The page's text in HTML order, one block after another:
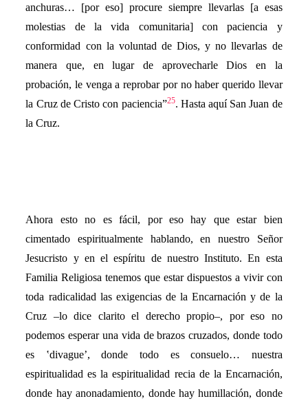
anchuras… [por eso] procure siempre llevarlas [a esas
molestias de la vida comunitaria] con paciencia y
conformidad con la voluntad de Dios, y no llevarlas de
manera que, en lugar de aprovecharle Dios en la
probación, le venga a reprobar por no haber querido llevar
la Cruz de Cristo con paciencia”25. Hasta aquí San Juan de
la Cruz.
Ahora esto no es fácil, por eso hay que estar bien
cimentado espiritualmente hablando, en nuestro Señor
Jesucristo y en el espíritu de nuestro Instituto. En esta
Familia Religiosa tenemos que estar dispuestos a vivir con
toda radicalidad las exigencias de la Encarnación y de la
Cruz –lo dice clarito el derecho propio–, por eso no
podemos esperar una vida de brazos cruzados, donde todo
es ʽdivagueʼ, donde todo es consuelo… nuestra
espiritualidad es la espiritualidad recia de la Encarnación,
donde hay anonadamiento, donde hay humillación, donde